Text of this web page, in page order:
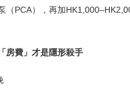
（PCA），再加
費」才是隱形殺手